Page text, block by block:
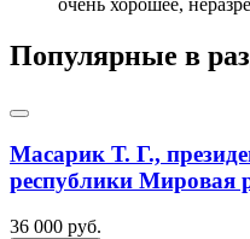
очень хорошее,
Популярные в
Масарик Т. Г.,
республики Мировая
36 000 руб.